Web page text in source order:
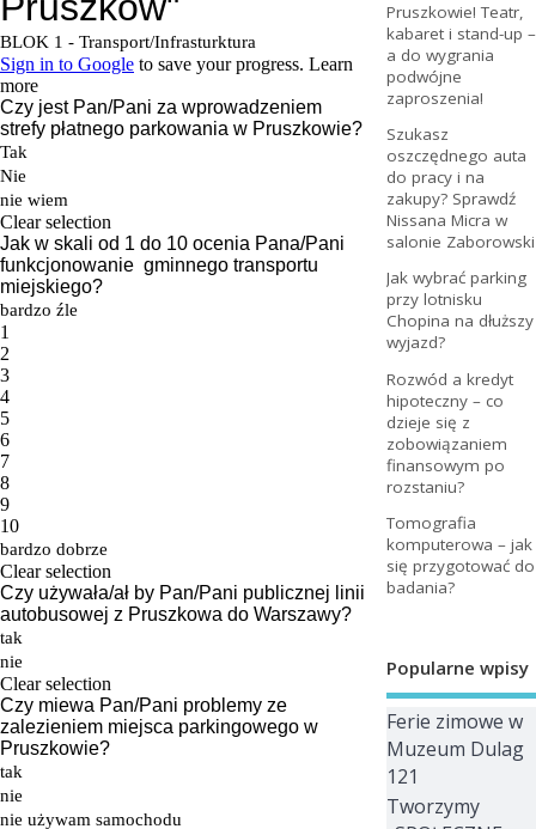
Pruszkowie! Teatr,
kabaret i stand-up –
a do wygrania
podwójne
zaproszenia!
Szukasz
oszczędnego auta
do pracy i na
zakupy? Sprawdź
Nissana Micra w
salonie Zaborowski
Jak wybrać parking
przy lotnisku
Chopina na dłuższy
wyjazd?
Rozwód a kredyt
hipoteczny – co
dzieje się z
zobowiązaniem
finansowym po
rozstaniu?
Tomografia
komputerowa – jak
się przygotować do
badania?
Popularne wpisy
Ferie zimowe w
Muzeum Dulag
121
Tworzymy